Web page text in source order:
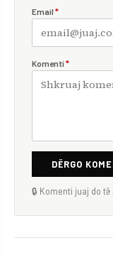
Email *
Komenti *
DËRGO
🔒 Komenti juaj do